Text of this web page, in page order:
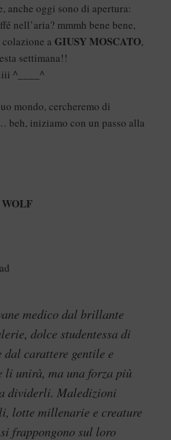
anche oggi sono di apertura:
nell’aria? mmmh bene bene,
a GIUSY MOSCATO,
settimana!!
^____^
mondo, cercheremo di
beh, iniziamo con un passo alla
medico dal brillante
dolce studentessa di
dal carattere gentile e
li unirà, ma una forza più
dividerli. Maledizioni
lotte millenarie e creature
frappongono sul loro